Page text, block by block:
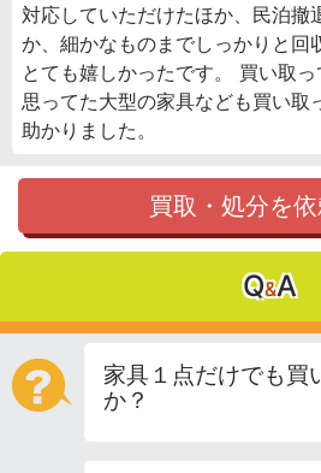
対応していただけたほか、民泊撤
か、細かなものまでしっかりと回
とても嬉しかったです。 買い取
思ってた大型の家具なども買い取
助かりました。
買取・処分を
Q&A
家具１点だけでも買
か？